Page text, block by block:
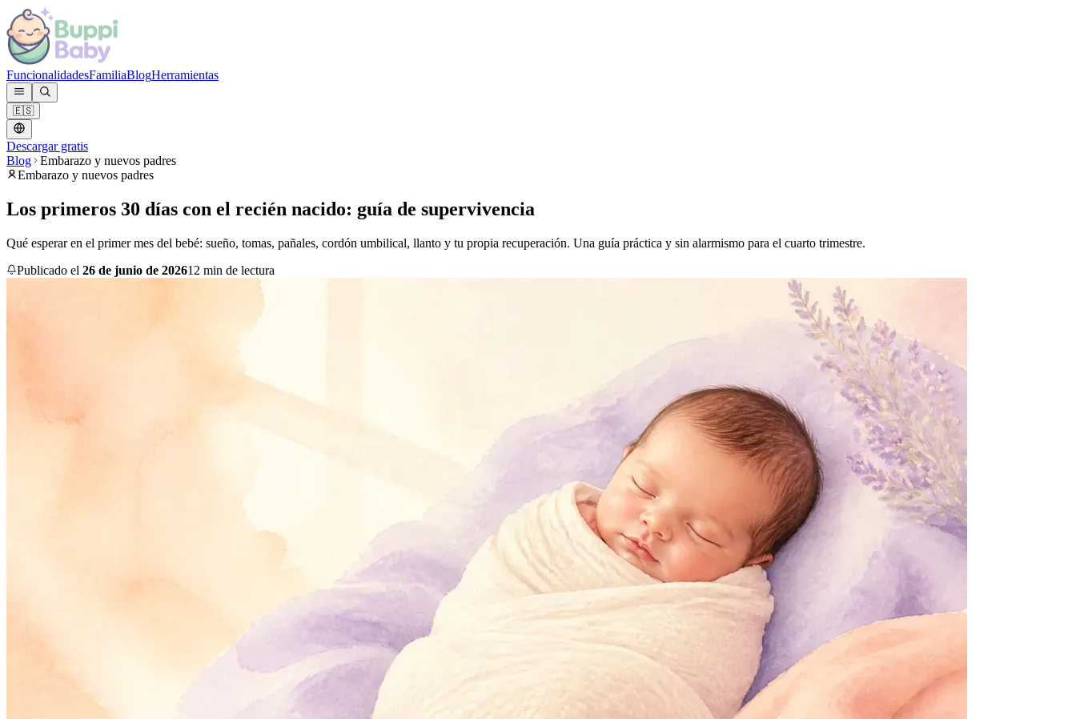
FuncionalidadesFamiliaBlogHerramientas
🇪🇸
Descargar gratis
Blog
Embarazo y nuevos padres
Embarazo y nuevos padres
Los primeros 30 días con el recién nacido: guía de supervivencia
Qué esperar en el primer mes del bebé: sueño, tomas, pañales, cordón umbilical, llanto y tu propia recuperación. Una guía práctica y sin alarmismo para el cuarto trimestre.
Publicado el 26 de junio de 202612 min de lectura